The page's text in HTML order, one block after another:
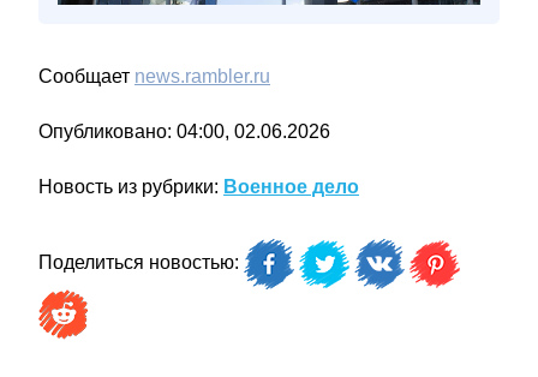
Сообщает news.rambler.ru
Опубликовано: 04:00, 02.06.2026
Новость из рубрики: Военное дело
Поделиться новостью: